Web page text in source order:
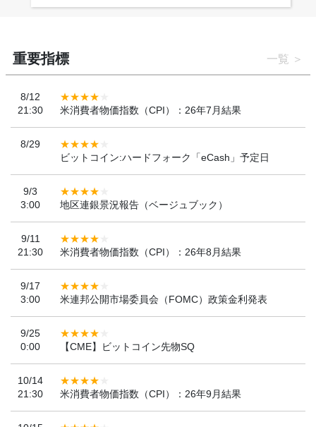
重要指標 一覧
8/12
21:30
米消費者物価指数（CPI）：26年7月結果
8/29
ビットコイン:ハードフォーク「eCash」予定日
9/3
3:00
地区連銀景況報告（ベージュブック）
9/11
21:30
米消費者物価指数（CPI）：26年8月結果
9/17
3:00
米連邦公開市場委員会（FOMC）政策金利発表
9/25
0:00
【CME】ビットコイン先物SQ
10/14
21:30
米消費者物価指数（CPI）：26年9月結果